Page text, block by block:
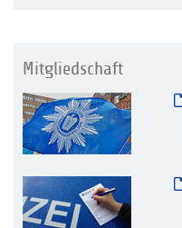
Mitgliedschaft